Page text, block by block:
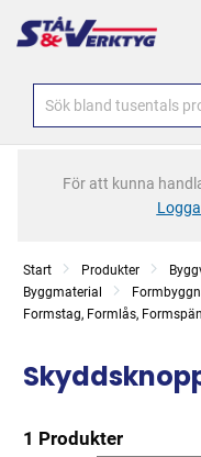
För att kunna
Start Produkter
Byggmaterial
Formstag, Formlås,
1 Produkter